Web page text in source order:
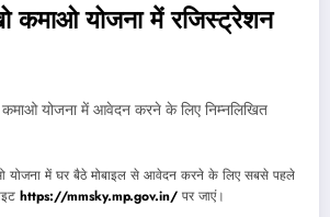
कमाओ योजना में रजिस्ट्रेशन
कमाओ योजना में आवेदन करने के लिए निम्नलिखित
योजना में घर बैठे मोबाइल से आवेदन करने के लिए सबसे पहले
https://mmsky.mp.gov.in/ पर जाएं।